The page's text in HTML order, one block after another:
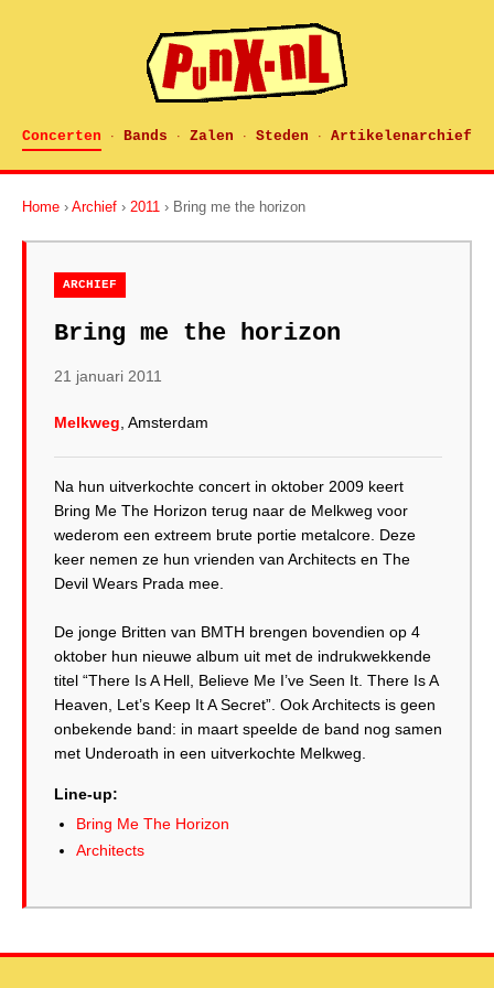
Concerten · Bands · Zalen · Steden · Artikelenarchief
Home › Archief › 2011 › Bring me the horizon
ARCHIEF
Bring me the horizon
21 januari 2011
Melkweg , Amsterdam
Na hun uitverkochte concert in oktober 2009 keert
Bring Me The Horizon terug naar de Melkweg voor
wederom een extreem brute portie metalcore. Deze
keer nemen ze hun vrienden van Architects en The
Devil Wears Prada mee.
De jonge Britten van BMTH brengen bovendien op 4
oktober hun nieuwe album uit met de indrukwekkende
titel “There Is A Hell, Believe Me I’ve Seen It. There Is A
Heaven, Let’s Keep It A Secret”. Ook Architects is geen
onbekende band: in maart speelde de band nog samen
met Underoath in een uitverkochte Melkweg.
Line-up:
Bring Me The Horizon
Architects